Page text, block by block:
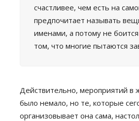
счастливее, чем есть на
предпочитает называть
именами, а потому не
том, что многие пытаются
Действительно, мероприятий в
было немало, но те, которые
организовывает она сама,